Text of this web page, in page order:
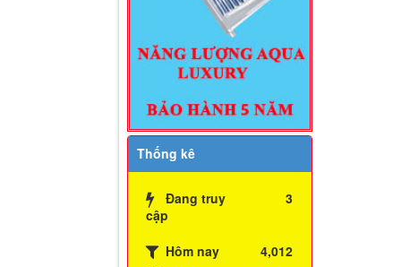
Thống kê
Đang truy
cập
3
Hôm nay
4,012